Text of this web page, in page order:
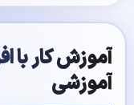
آموزشی